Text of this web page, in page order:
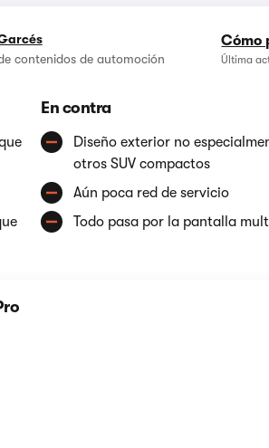
Cómo
Última
contenidos de automoción
En contra
Diseño exterior no
otros SUV compactos
Aún poca red de servicio
Todo pasa por la pantalla